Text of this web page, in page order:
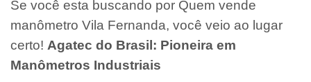
Se você esta buscando por Quem vende
manômetro Vila Fernanda, você veio ao lugar
certo! Agatec do Brasil: Pioneira em
Manômetros Industriais